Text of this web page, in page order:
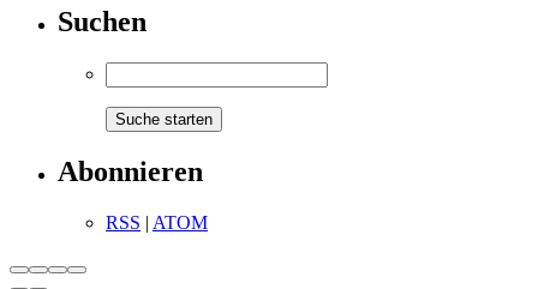
Suchen
Abonnieren
RSS | ATOM